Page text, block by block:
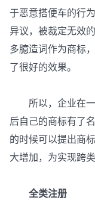
于恶意搭便车的行
异议，被裁定无效
多臆造词作为商标
了很好的效果。
所以，企业在一
后自己的商标有了
的时候可以提出商
大增加，为实现跨
全类注册